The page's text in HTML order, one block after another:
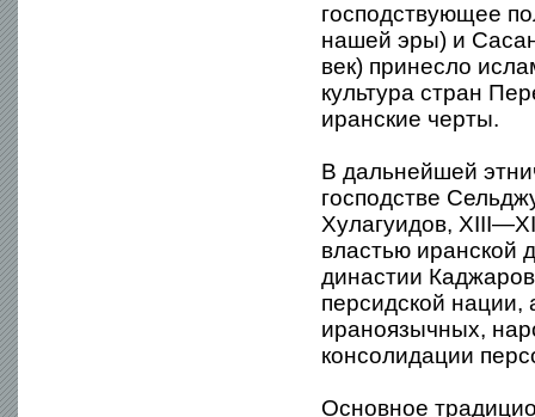
господствующее
нашей эры) и
век) принесло
культура стран
иранские черты.
В дальнейшей
господстве
Хулагуидов,
властью иранской
династии
персидской нации,
ираноязычных,
консолидации
Основное